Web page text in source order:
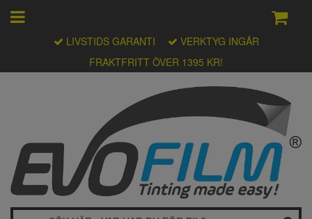
FRAKTFRITT ÖVER 1395 KR!
LIVSTIDS GARANTI VERKTYG INGÅR